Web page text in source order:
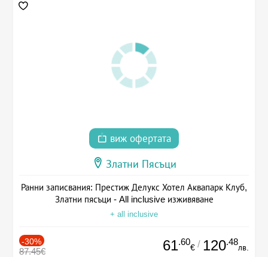
виж офертата
Златни Пясъци
Ранни записвания: Престиж Делукс Хотел Аквапарк Клуб,
Златни пясъци - All inclusive изживяване
+ all inclusive
-30%
87.45€ 61.60
€ / 120.48
лв.